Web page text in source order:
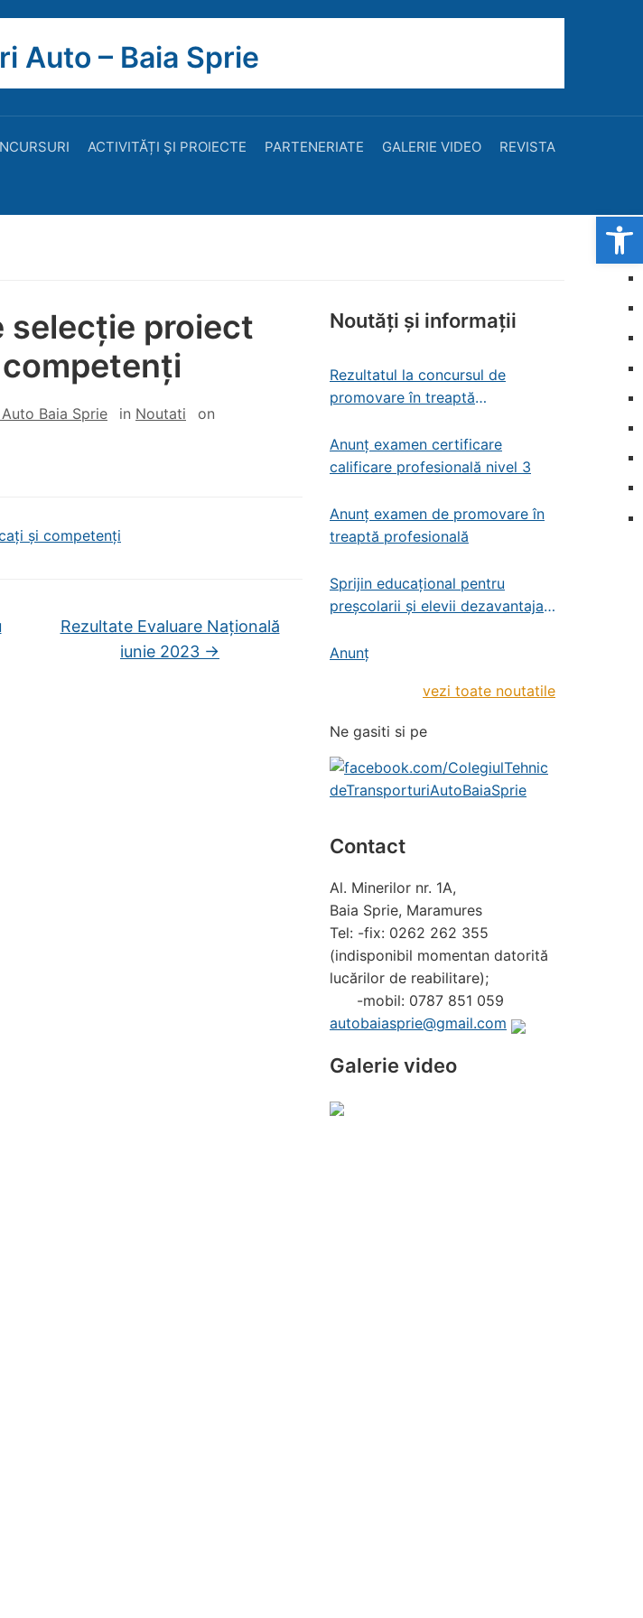
Auto – Baia Sprie
ACTIVITĂȚI ŞI PROIECTE PARTENERIATE GALERIE VIDEO REVISTA
selecție proiect
Baia Sprie in Noutati on
și competenți
Rezultate Evaluare Națională
iunie 2023 →
Noutăți și informații
Rezultatul la concursul de
promovare în treaptă
patrimoniu
Anunț examen certificare
calificare profesională nivel 3
Anunț examen de promovare în
treaptă profesională
Sprijin educațional pentru
preșcolarii și elevii dezavantajați
preșcolar, primar și gimnazial
Anunț
vezi toate noutatile
Ne gasiti si pe
Contact
Al. Minerilor nr. 1A,
Baia Sprie, Maramures
Tel: -fix: 0262 262 355
(indisponibil momentan datorită
lucărilor de reabilitare);
-mobil: 0787 851 059
autobaiasprie@gmail.com
Galerie video